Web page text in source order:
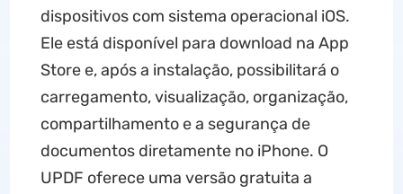
dispositivos com sistema operacional iOS.
Ele está disponível para download na App
Store e, após a instalação, possibilitará o
carregamento, visualização, organização,
compartilhamento e a segurança de
documentos diretamente no iPhone. O
UPDF oferece uma versão gratuita a